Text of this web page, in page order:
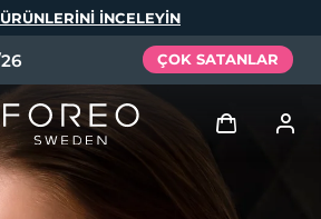
INCELEYIN
ÇOK SATANLAR